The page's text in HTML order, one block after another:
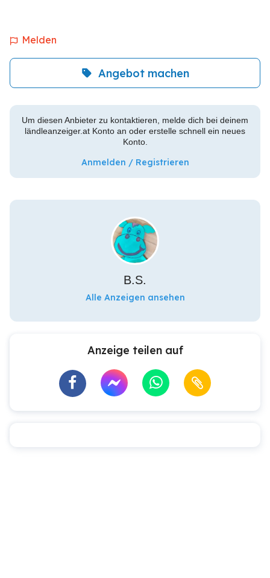
Melden
Angebot machen
Um diesen Anbieter zu kontaktieren, melde dich bei deinem
ländleanzeiger.at Konto an oder erstelle schnell ein neues
Konto.
Anmelden / Registrieren
B.S.
Alle Anzeigen ansehen
Anzeige teilen auf